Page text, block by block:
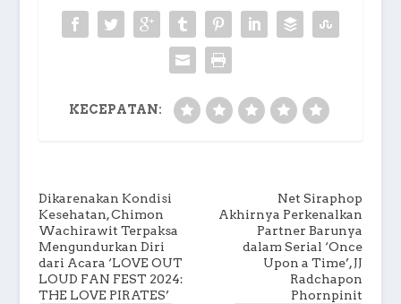
KECEPATAN:
Dikarenakan Kondisi
Kesehatan, Chimon
Wachirawit Terpaksa
Mengundurkan Diri
dari Acara ‘LOVE OUT
LOUD FAN FEST 2024:
THE LOVE PIRATES’
Net Siraphop
Akhirnya Perkenalkan
Partner Barunya
dalam Serial ‘Once
Upon a Time’, JJ
Radchapon
Phornpinit